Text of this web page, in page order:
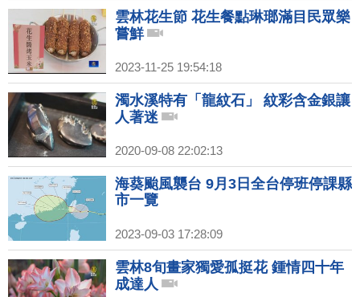
雲林花生節 花生餐點琳瑯滿目民眾樂
嘗鮮
2023-11-25 19:54:18
濁水溪特有「龍紋石」 紋彩含金銀讓
人著迷
2020-09-08 22:02:13
海葵颱風襲台 9月3日全台停班停課縣
市一覽
2023-09-03 17:28:09
雲林8旬畫家獨愛孤挺花 鍾情四十年
成達人